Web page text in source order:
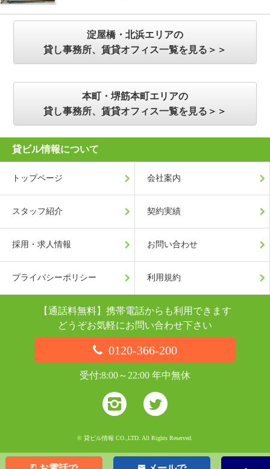
淀屋橋・北浜エリアの
貸し事務所、賃貸オフィス一覧を見る＞＞
本町・堺筋本町エリアの
貸し事務所、賃貸オフィス一覧を見る＞＞
貸ビル情報について
トップページ 会社案内
スタッフ紹介 契約実績
採用・求人情報 お問い合わせ
プライバシーポリシー 利用規約
【通話料無料】携帯電話からも利用できます
どうぞお気軽にお問い合わせ下さい
0120-366-200
受付:8:00～22:00 年中無休
© 貸ビル情報 CO.,LTD. All Rights Reserved.